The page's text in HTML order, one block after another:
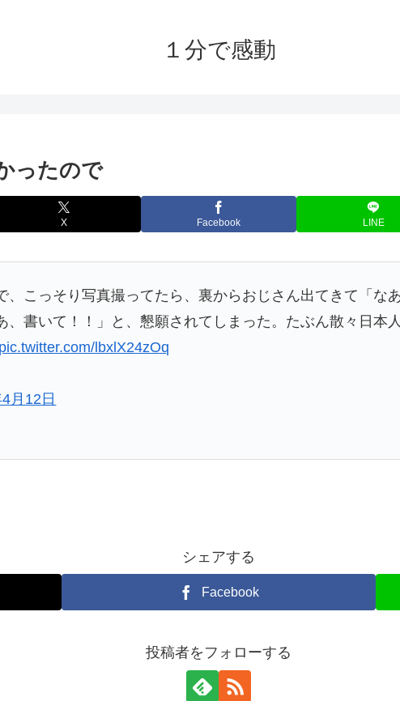
１分で感動
ったので
X Facebook LINE
、こっそり写真撮ってたら、裏からおじさん出てきて「な
、書いて！！」と、懇願されてしまった。たぶん散々日本
pic.twitter.com/lbxlX24zOq
月12日
シェアする
Facebook
投稿者をフォローする